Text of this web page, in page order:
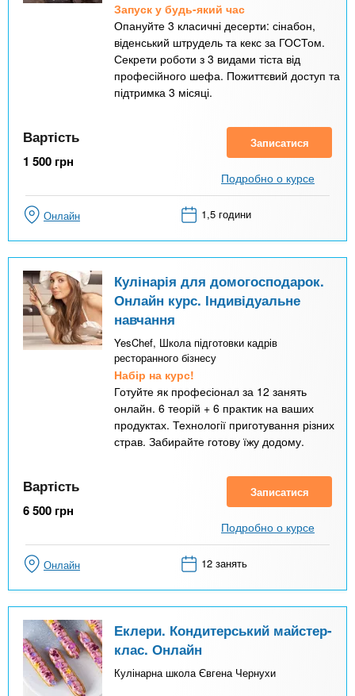
Запуск у будь-який час
Опануйте 3 класичні десерти: сінабон,
віденський штрудель та кекс за ГОСТом.
Секрети роботи з 3 видами тіста від
професійного шефа. Пожиттєвий доступ та
підтримка 3 місяці.
Вартість
1 500 грн
Записатися
Подробно о курсе
Онлайн 1,5 години
Кулінарія для домогосподарок.
Онлайн курс. Індивідуальне
навчання
YesChef, Школа підготовки кадрів
ресторанного бізнесу
Набір на курс!
Готуйте як професіонал за 12 занять
онлайн. 6 теорій + 6 практик на ваших
продуктах. Технології приготування різних
страв. Забирайте готову їжу додому.
Вартість
6 500 грн
Записатися
Подробно о курсе
Онлайн 12 занять
Еклери. Кондитерський майстер-
клас. Онлайн
Кулінарна школа Євгена Чернухи